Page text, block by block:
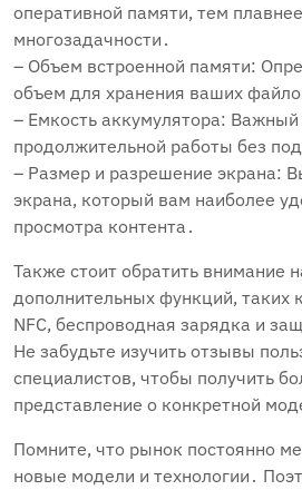
оперативной памяти, тем
многозадачности․
– Объем встроенной памяти:
объем для хранения ваших
– Емкость аккумулятора:
продолжительной работы без
– Размер и разрешение экрана:
экрана, который вам наиболее
просмотра контента․
Также стоит обратить внимание
дополнительных функций, таких
NFC, беспроводная зарядка и
Не забудьте изучить отзывы
специалистов, чтобы получить
представление о конкретной
Помните, что рынок постоянно
новые модели и технологии․